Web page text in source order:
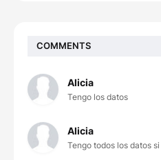
COMMENTS
Alicia
Tengo los datos
Alicia
Tengo todos los datos